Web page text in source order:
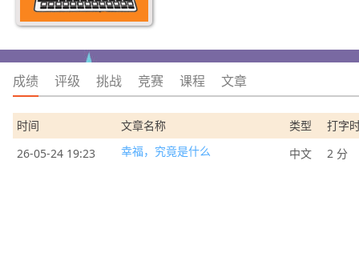
成绩 评级 挑战 竞赛 课程 文章
时间 文章名称 类型
打字
26-05-24 19:23
幸福，究竟是什么 中文 2 分